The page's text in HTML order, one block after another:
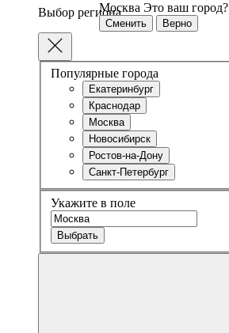
Выбор региона
Популярные города
Екатеринбург
Краснодар
Москва
Новосибирск
Ростов-на-Дону
Санкт-Петербург
Укажите в поле
Выбрать
Москва Это ваш город?
Сменить Верно